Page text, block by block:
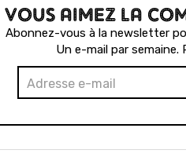
VOUS AIMEZ LA
Abonnez-vous à la newsletter
Un e-mail par semaine.